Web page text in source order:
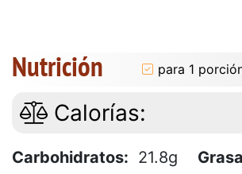
Nutrición para 1
Calorías:
Carbohidratos: 21.8g